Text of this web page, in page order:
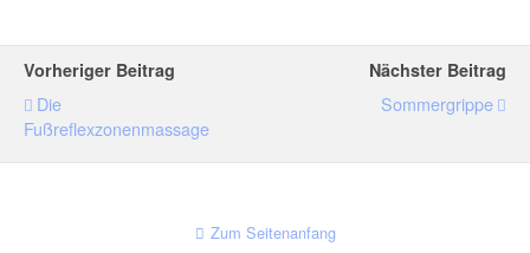
Vorheriger Beitrag
Die
Fußreflexzonenmassage
Nächster Beitrag
Sommergrippe
Zum Seitenanfang